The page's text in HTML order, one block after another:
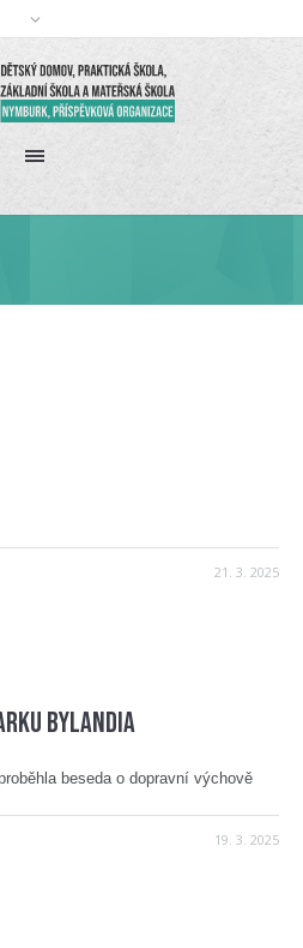
21. 3. 2025
Bylandia
beseda o dopravní výchově
19. 3. 2025